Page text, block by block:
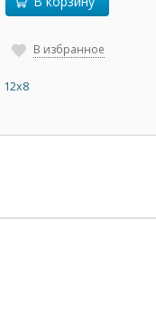
В избранное